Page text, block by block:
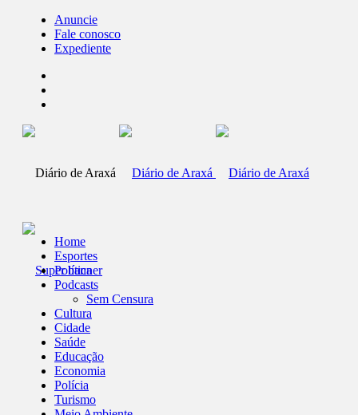
Anuncie
Fale conosco
Expediente
Home
Esportes
Política
Podcasts
Sem Censura
Cultura
Cidade
Saúde
Educação
Economia
Polícia
Turismo